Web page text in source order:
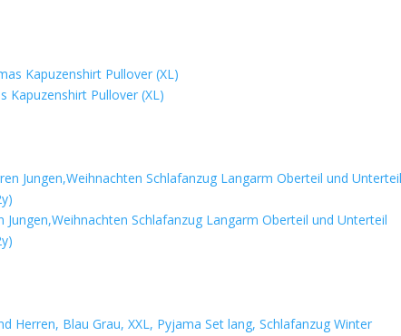
Kapuzenshirt Pullover (XL)
Schlafanzug Langarm Oberteil und Unterteil